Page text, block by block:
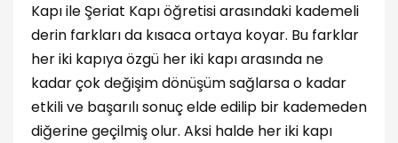
Kapı ile Şeriat Kapı öğretisi arasındaki kademeli
derin farkları da kısaca ortaya koyar. Bu farklar
her iki kapıya özgü her iki kapı arasında ne
kadar çok değişim dönüşüm sağlarsa o kadar
etkili ve başarılı sonuç elde edilip bir kademeden
diğerine geçilmiş olur. Aksi halde her iki kapı